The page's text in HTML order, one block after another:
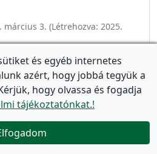
március 3. (Létrehozva: 2025.
alábbi intézkedéseket
kapcsolatos
összesen 18 szabálysértési
esetben közterületen történő
3 esetben szemetelés
miatt 148 esetben,
miatt 5 esetben
és egyéb internetes
azért, hogy jobbá tegyük a
hogy olvassa és fogadja
tájékoztatónkat.!